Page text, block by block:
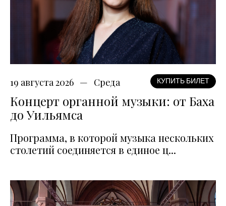
19 августа 2026 Среда КУПИТЬ БИЛЕТ
Концерт органной музыки: от Баха
до Уильямса
Программа, в которой музыка нескольких
столетий соединяется в единое ц...